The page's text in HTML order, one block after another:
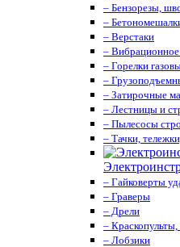
– Бензорезы,
–
– Верстаки
–
– Горелки
–
– Затирочные
– Лестницы и
– Пылесосы
– Тачки,
– Гайковерты
– Граверы
– Дрели
–
– Лобзики